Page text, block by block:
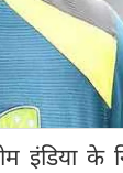
इंडिया के